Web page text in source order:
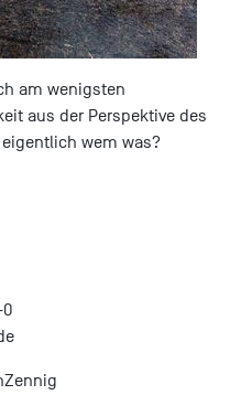
am wenigsten
aus der Perspektive des
wem was?
0